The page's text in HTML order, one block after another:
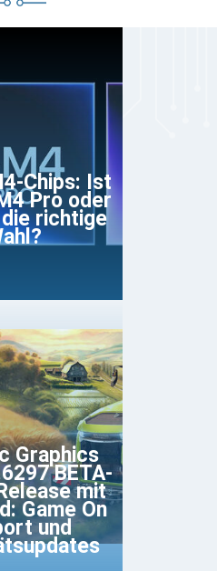
Chips: Ist
Pro oder
richtige
Graphics
BETA-
mit
Game On
und